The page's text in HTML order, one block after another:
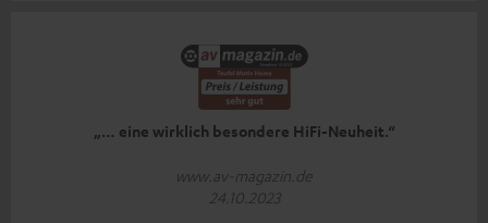
„… eine wirklich besondere HiFi-Neuheit.“
www.av-magazin.de
24.10.2023